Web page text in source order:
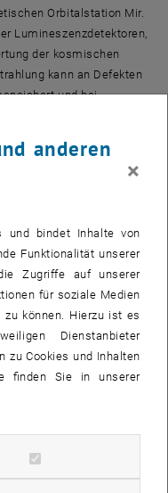
Orbitalstation Mir.
Lumineszenzdetektoren,
der kosmischen
kann an Defekten
und bei
Strahlendosis.
teil. Zusammengearbeitet
und der europäischen
Forschung zählen
und in der Raumstation
438 Tagen längsten
in Kooperation mit
(ASM).
Strahlungsmessung
„Matroshka“, die
anderen
×
und bindet Inhalte von
Funktionalität unserer
Zugriffe auf unserer
für soziale Medien
zu können. Hierzu ist es
Dienstanbieter
zu Cookies und Inhalten
finden Sie in unserer
Cookies zulassen